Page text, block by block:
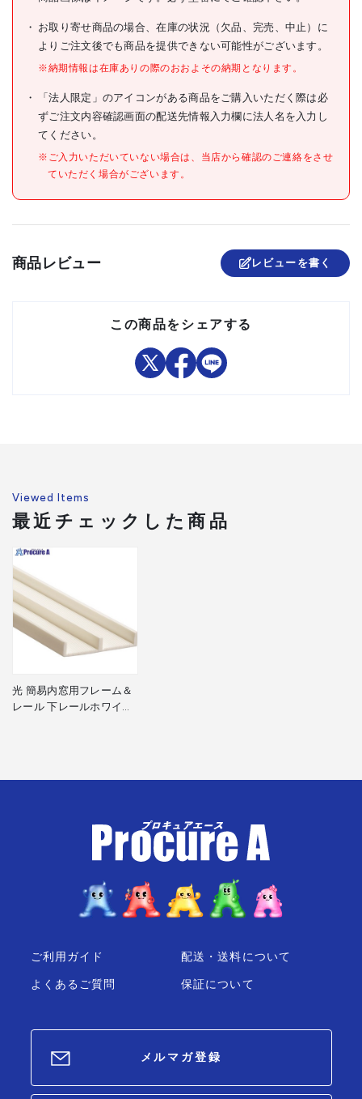
仕様
●高さ(mm):5
●簡易内窓・パーテーション
用フレーム・レール
材質/仕上 ●塩化ビニール樹脂
セット内容/付属品
します。
お取り寄せ商品の場合、在庫の状況（欠品、完売、中止）に
よりご注文後でも商品を提供できない可能性がございます。
※納期情報は在庫ありの際のおおよその納期となります。
「法人限定」のアイコンがある商品をご購入いただく際は必
ずご注文内容確認画面の配送先情報入力欄に法人名を入力し
てください。
※ご入力いただいていない場合は、当店から確認のご連絡をさせ
ていただく場合がございます。
商品レビュー レビューを書く
この商品をシェアする
Viewed Items
最近チェックした商品
光 簡易内窓用フレーム＆
レール 下レールホワイト
ご利用ガイド
よくあるご質問
配送・送料について
保証について
メルマガ登録